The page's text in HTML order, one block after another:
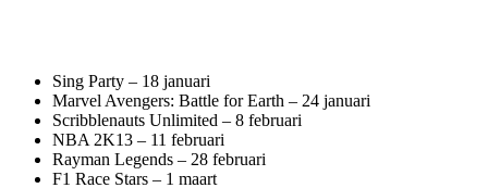
Sing Party – 18 januari
Marvel Avengers: Battle for Earth – 24 januari
Scribblenauts Unlimited – 8 februari
NBA 2K13 – 11 februari
Rayman Legends – 28 februari
F1 Race Stars – 1 maart